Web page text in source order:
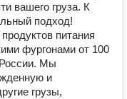
вашего груза. К
подход!
питания
фургонами от 100
России. Мы
и
грузы,